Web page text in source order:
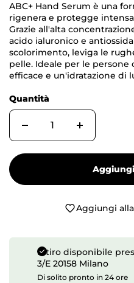
ABC+ Hand Serum è una
rigenera e protegge
Grazie all'alta
acido ialuronico e
scolorimento, leviga le
pelle. Ideale per le persone
efficace e un'idratazione di
Quantità
Aggiungi
Ritiro disponibile
3/E 20158 Milano
Di solito pronto in 24 ore